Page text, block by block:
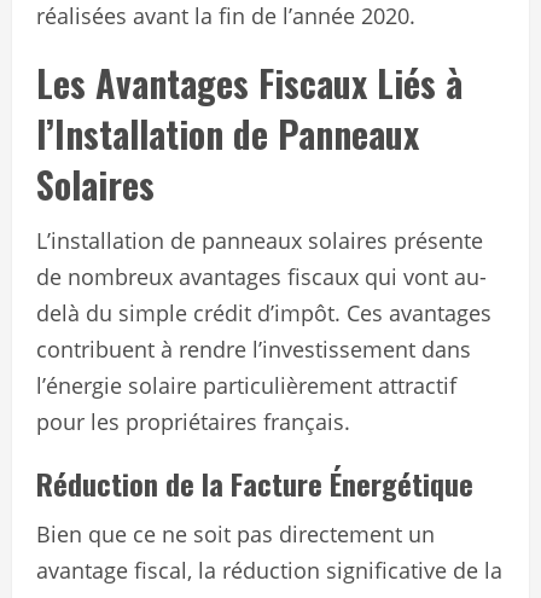
réalisées avant la fin de l’année 2020.
Les Avantages Fiscaux Liés à
l’Installation de Panneaux
Solaires
L’installation de panneaux solaires présente
de nombreux avantages fiscaux qui vont au-
delà du simple crédit d’impôt. Ces avantages
contribuent à rendre l’investissement dans
l’énergie solaire particulièrement attractif
pour les propriétaires français.
Réduction de la Facture Énergétique
Bien que ce ne soit pas directement un
avantage fiscal, la réduction significative de la